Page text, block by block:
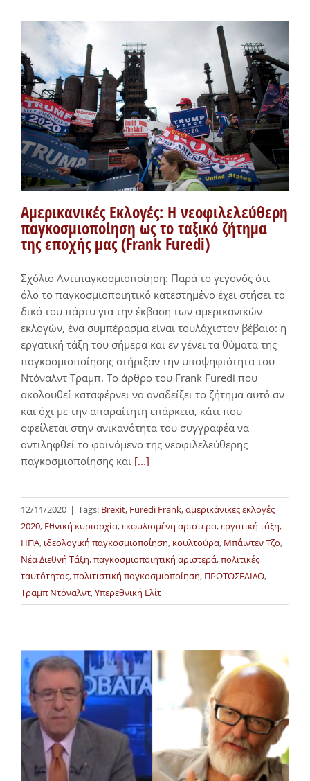
Αμερικανικές Εκλογές: H νεοφιλελεύθερη
παγκοσμιοποίηση ως το ταξικό ζήτημα
της εποχής μας (Frank Furedi)
Σχόλιο Αντιπαγκοσμιοποίηση: Παρά το γεγονός ότι
όλο το παγκοσμιοποιητικό κατεστημένο έχει στήσει το
δικό του πάρτυ για την έκβαση των αμερικανικών
εκλογών, ένα συμπέρασμα είναι τουλάχιστον βέβαιο: η
εργατική τάξη του σήμερα και εν γένει τα θύματα της
παγκοσμιοποίησης στήριξαν την υποψηφιότητα του
Ντόναλντ Τραμπ. Το άρθρο του Frank Furedi που
ακολουθεί καταφέρνει να αναδείξει το ζήτημα αυτό αν
και όχι με την απαραίτητη επάρκεια, κάτι που
οφείλεται στην ανικανότητα του συγγραφέα να
αντιληφθεί το φαινόμενο της νεοφιλελεύθερης
παγκοσμιοποίησης και [...]
12/11/2020 | Tags: Brexit, Furedi Frank,αμερικάνικες εκλογές
2020, Εθνική κυριαρχία,εκφυλισμένη αριστερα,εργατική τάξη,
ΗΠΑ, ιδεολογική παγκοσμιοποίηση, κουλτούρα, Μπάιντεν Τζο,
Νέα Διεθνή Τάξη,παγκοσμιοποιητική αριστερά,πολιτικές
ταυτότητας,πολιτιστική παγκοσμιοποίηση, ΠΡΩΤΟΣΕΛΙΔΟ,
Τραμπ Ντόναλντ,Υπερεθνική Ελίτ